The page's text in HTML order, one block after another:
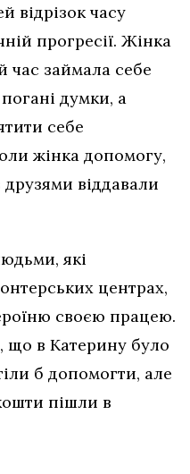
відрізок часу
прогресії. Жінка
час займала себе
думки, а
себе
жінка допомогу,
віддавали
які
центрах,
своєю працею.
що в Катерину було
б допомогти, але
пішли в